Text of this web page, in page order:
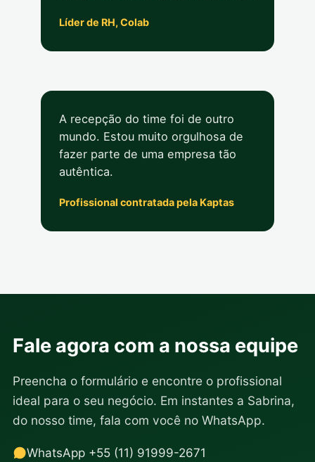
Líder de RH, Colab
A recepção do time foi de outro
mundo. Estou muito orgulhosa de
fazer parte de uma empresa tão
autêntica.
Profissional contratada pela Kaptas
Fale agora com a nossa equipe
Preencha o formulário e encontre o profissional
ideal para o seu negócio. Em instantes a Sabrina,
do nosso time, fala com você no WhatsApp.
WhatsApp +55 (11) 91999-2671